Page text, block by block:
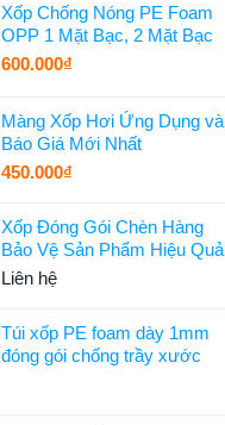
Xốp Chống Nóng PE Foam
OPP 1 Mặt Bạc, 2 Mặt Bạc
600.000₫
Màng Xốp Hơi Ứng Dụng và
Báo Giá Mới Nhất
450.000₫
Xốp Đóng Gói Chèn Hàng
Bảo Vệ Sản Phẩm Hiệu Quả
Liên hệ
Túi xốp PE foam dày 1mm
đóng gói chống trầy xước